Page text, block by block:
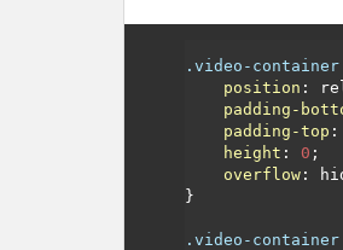
.video-container
position :
padding-
padding-top :
height : 0 ;
overflow :
}
.video-container